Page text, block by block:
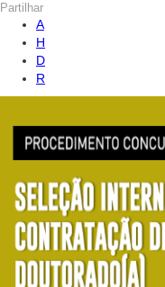
Partilhar
A
H
D
R